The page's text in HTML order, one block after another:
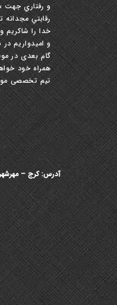
و رفتاري جهت
رقابتي
خدا را شاکریم
و امیدواریم
گام بعدی در
همراه خود
تیم تخصصی
آدرس: کرج – مهرشهر